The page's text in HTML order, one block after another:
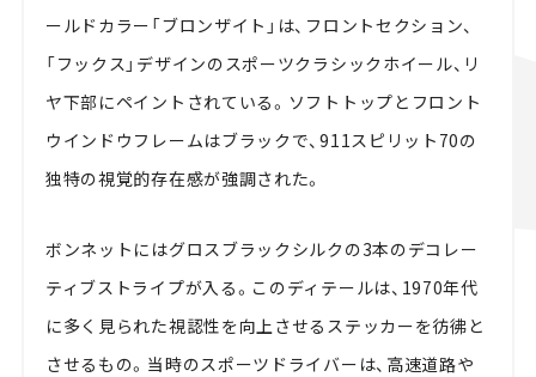
ールドカラー「ブロンザイト」は、フロントセクション、
「フックス」デザインのスポーツクラシックホイール、リ
ヤ下部にペイントされている。ソフトトップとフロント
ウインドウフレームはブラックで、911スピリット70の
独特の視覚的存在感が強調された。
ボンネットにはグロスブラックシルクの3本のデコレー
ティブストライプが入る。このディテールは、1970年代
に多く見られた視認性を向上させるステッカーを彷彿と
させるもの。当時のスポーツドライバーは、高速道路や